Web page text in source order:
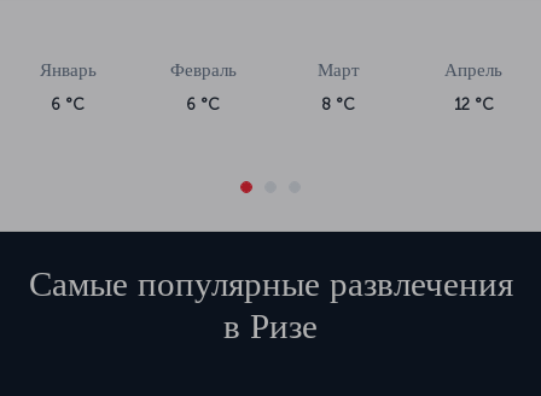
Январь
6 °C
Февраль
6 °C
Март
8 °C
Апрель
12 °C
Самые популярные развлечения
в Ризе